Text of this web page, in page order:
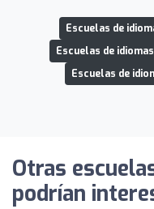
Escuelas de
Escuelas de
Escuelas de
Otras
podrían